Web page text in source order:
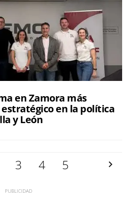
en Zamora más
en la política
y León
3 4 5